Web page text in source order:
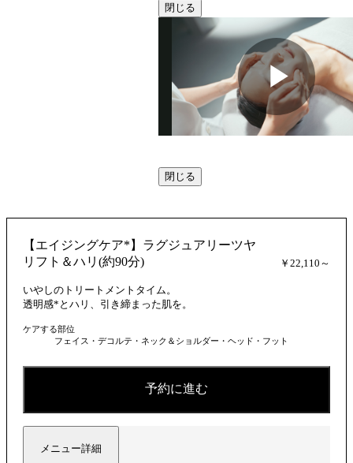
閉じる
動
を
再
生
閉じる
【エイジングケア*】ラグジュアリーツヤ
リフト＆ハリ(約90分)
￥22,110～
いやしのトリートメントタイム。
透明感*とハリ、引き締まった肌を。
ケアする部位
フェイス・デコルテ・ネック＆ショルダー・ヘッド・フット
予約に進む
メニュー詳細